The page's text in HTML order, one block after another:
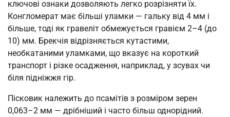
ключові ознаки дозволяють легко розрізняти їх.
Конгломерат має більші уламки — гальку від 4 мм і
більше, тоді як гравеліт обмежується гравієм 2–4 (до
10) мм. Брекчія відрізняється кутастими,
необкатаними уламками, що вказує на короткий
транспорт і різке осадження, наприклад, у зсувах чи
біля підніжжя гір.
Пісковик належить до псамітів з розміром зерен
0,063–2 мм — дрібніший і часто більш однорідний.